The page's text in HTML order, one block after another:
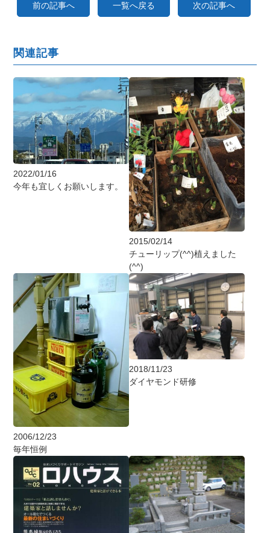
前の記事へ 一覧へ戻る 次の記事へ
関連記事
2022/01/16
今年も宜しくお願いします。
2015/02/14
チューリップ(^^)植えました
(^^)
2006/12/23
毎年恒例
2018/11/23
ダイヤモンド研修